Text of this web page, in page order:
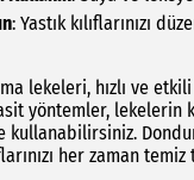
: Yastık kılıflarınızı
lekeleri, hızlı ve
yöntemler, lekelerin
kullanabilirsiniz.
her zaman